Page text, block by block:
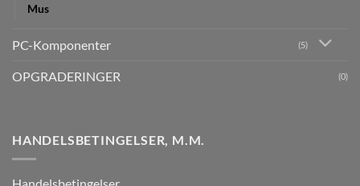
Mus
PC-Komponenter (5)
OPGRADERINGER (0)
HANDELSBETINGELSER, M.M.